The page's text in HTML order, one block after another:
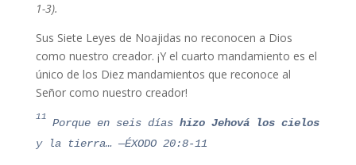
1-3).
Sus Siete Leyes de Noajidas no reconocen a Dios
como nuestro creador. ¡Y el cuarto mandamiento es el
único de los Diez mandamientos que reconoce al
Señor como nuestro creador!
11 Porque en seis días hizo Jehová los cielos
y la tierra… —ÉXODO 20:8-11